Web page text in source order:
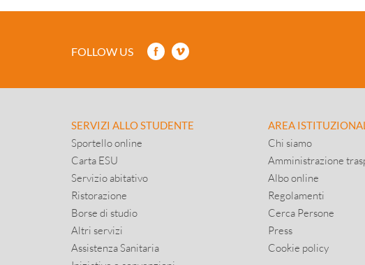
FOLLOW US
SERVIZI ALLO STUDENTE
Sportello online
Carta ESU
Servizio abitativo
Ristorazione
Borse di studio
Altri servizi
Assistenza Sanitaria
AREA
Chi siamo
Amministrazione
Albo online
Regolamenti
Cerca Persone
Press
Cookie policy